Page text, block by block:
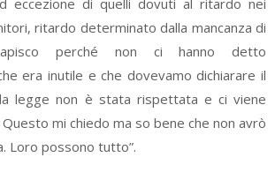
eccezione di quelli dovuti al ritardo nei
ritardo determinato dalla mancanza di
perché non ci hanno detto
era inutile e che dovevamo dichiarare il
legge non è stata rispettata e ci viene
mi chiedo ma so bene che non avrò
Loro possono tutto”.